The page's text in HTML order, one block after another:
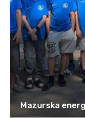
Mazurska